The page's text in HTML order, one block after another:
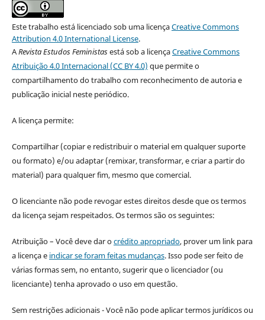
Este trabalho está licenciado sob uma licençaCreative Commons
Attribution 4.0 International License.
ARevista Estudos Feministasestá sob a licençaCreative Commons
Atribuição 4.0 Internacional (CC BY 4.0) que permite o
compartilhamento do trabalho com reconhecimento de autoria e
publicação inicial neste periódico.
A licença permite:
Compartilhar (copiar e redistribuir o material em qualquer suporte
ou formato) e/ou adaptar (remixar, transformar, e criar a partir do
material) para qualquer fim, mesmo que comercial.
O licenciante não pode revogar estes direitos desde que os termos
da licença sejam respeitados. Os termos são os seguintes:
Atribuição – Você deve dar ocrédito apropriado, prover um link para
a licença e indicar se foram feitas mudanças. Isso pode ser feito de
várias formas sem, no entanto, sugerir que o licenciador (ou
licenciante) tenha aprovado o uso em questão.
Sem restrições adicionais - Você não pode aplicar termos jurídicos ou